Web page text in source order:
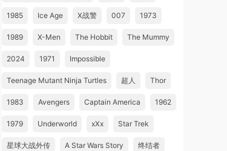
1985 Ice Age X战警 007 1973
1989 X-Men The Hobbit The Mummy
2024 1971 Impossible
Teenage Mutant Ninja Turtles 超人 Thor
1983 Avengers Captain America 1962
1979 Underworld xXx Star Trek
星球大战外传 A Star Wars Story 终结者